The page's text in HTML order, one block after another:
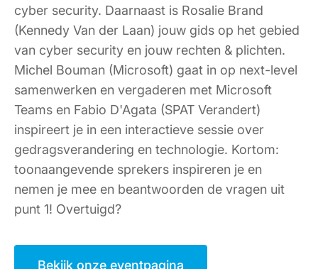
cyber security. Daarnaast is Rosalie Brand
(Kennedy Van der Laan) jouw gids op het gebied
van cyber security en jouw rechten & plichten.
Michel Bouman (Microsoft) gaat in op next-level
samenwerken en vergaderen met Microsoft
Teams en Fabio D'Agata (SPAT Verandert)
inspireert je in een interactieve sessie over
gedragsverandering en technologie. Kortom:
toonaangevende sprekers inspireren je en
nemen je mee en beantwoorden de vragen uit
punt 1! Overtuigd?
Bekijk onze eventpagina